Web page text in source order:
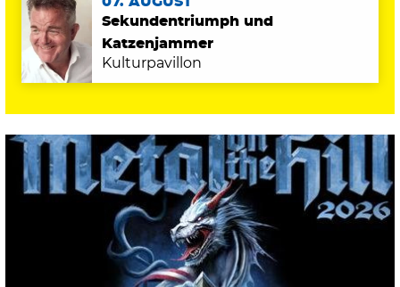
Sekundentriumph und
Katzenjammer
Kulturpavillon